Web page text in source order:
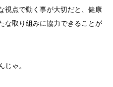
視点で動く事が大切だと、健康
な取り組みに協力できることが
じゃ。